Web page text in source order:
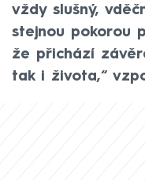
vždy slušný,
stejnou pokorou
že přichází
tak i života,“